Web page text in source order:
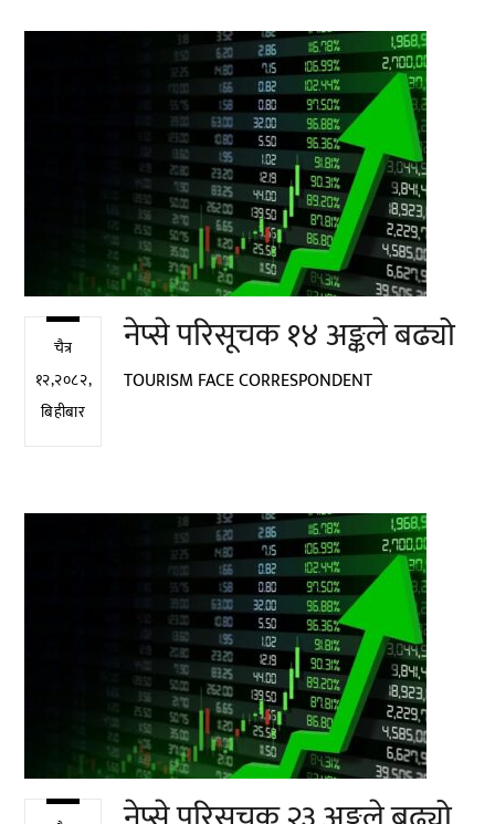
चैत्र
१२,२०८२,
बिहीबार
नेप्से परिसूचक १४ अङ्कले बढ्यो
TOURISM FACE CORRESPONDENT